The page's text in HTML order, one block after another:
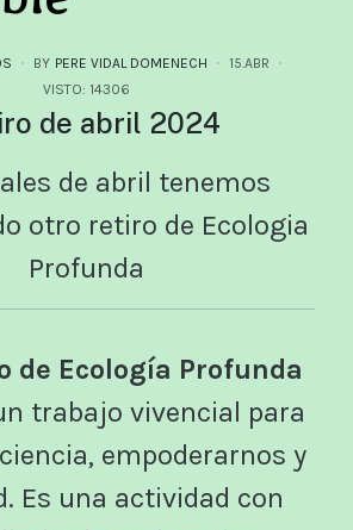
BY PERE VIDAL DOMENECH
15.ABR
VISTO: 14306
de abril 2024
de abril tenemos
otro retiro de Ecologia
Profunda
de Ecología Profunda
trabajo vivencial para
empoderarnos y
Es una actividad con